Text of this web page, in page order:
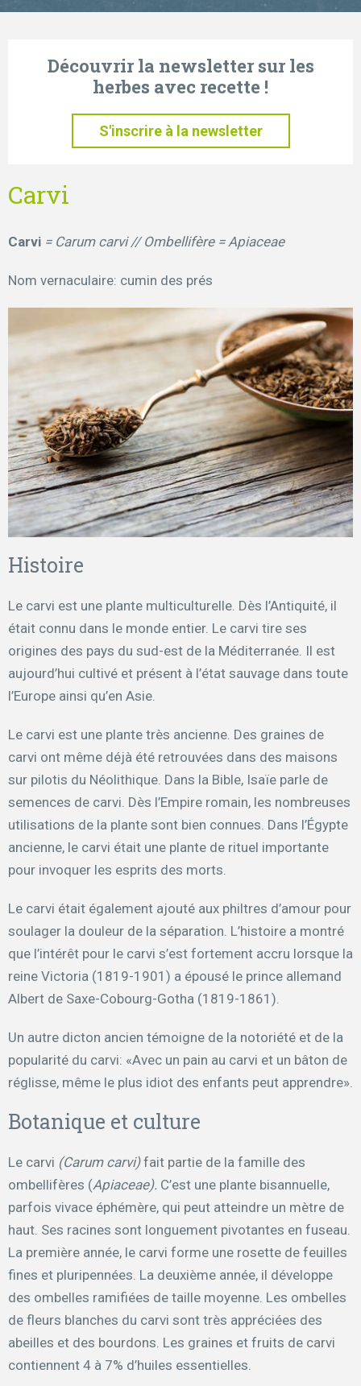
Découvrir la newsletter sur les
herbes avec recette !
S'inscrire à la newsletter
Carvi
Carvi = Carum carvi // Ombellifère = Apiaceae
Nom vernaculaire: cumin des prés
Histoire
Le carvi est une plante multiculturelle. Dès l’Antiquité, il
était connu dans le monde entier. Le carvi tire ses
origines des pays du sud-est de la Méditerranée. Il est
aujourd’hui cultivé et présent à l’état sauvage dans toute
l’Europe ainsi qu’en Asie.
Le carvi est une plante très ancienne. Des graines de
carvi ont même déjà été retrouvées dans des maisons
sur pilotis du Néolithique. Dans la Bible, Isaïe parle de
semences de carvi. Dès l’Empire romain, les nombreuses
utilisations de la plante sont bien connues. Dans l’Égypte
ancienne, le carvi était une plante de rituel importante
pour invoquer les esprits des morts.
Le carvi était également ajouté aux philtres d’amour pour
soulager la douleur de la séparation. L’histoire a montré
que l’intérêt pour le carvi s’est fortement accru lorsque la
reine Victoria (1819-1901) a épousé le prince allemand
Albert de Saxe-Cobourg-Gotha (1819-1861).
Un autre dicton ancien témoigne de la notoriété et de la
popularité du carvi: «Avec un pain au carvi et un bâton de
réglisse, même le plus idiot des enfants peut apprendre».
Botanique et culture
Le carvi (Carum carvi)fait partie de la famille des
ombellifères (Apiaceae). C’est une plante bisannuelle,
parfois vivace éphémère, qui peut atteindre un mètre de
haut. Ses racines sont longuement pivotantes en fuseau.
La première année, le carvi forme une rosette de feuilles
fines et pluripennées. La deuxième année, il développe
des ombelles ramifiées de taille moyenne. Les ombelles
de fleurs blanches du carvi sont très appréciées des
abeilles et des bourdons. Les graines et fruits de carvi
contiennent 4 à 7% d’huiles essentielles.